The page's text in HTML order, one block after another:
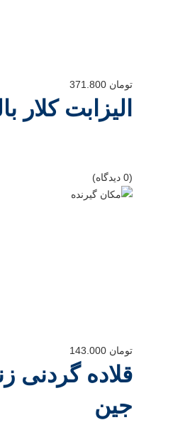
تومان
الیزابت کلار
(0 دیدگاه)
تومان
قلاده گردنی
جین